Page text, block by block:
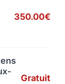
350.00€
Gratuit